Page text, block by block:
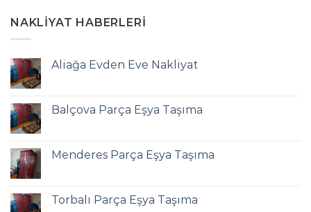
NAKLIYAT HABERLERI
Aliağa Evden Eve Nakliyat
Balçova Parça Eşya Taşıma
Menderes Parça Eşya Taşıma
Torbalı Parça Eşya Taşıma